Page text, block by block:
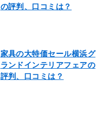
の評判、口コミは？
家具の大特価セール横浜グ
ランドインテリアフェアの
評判、口コミは？